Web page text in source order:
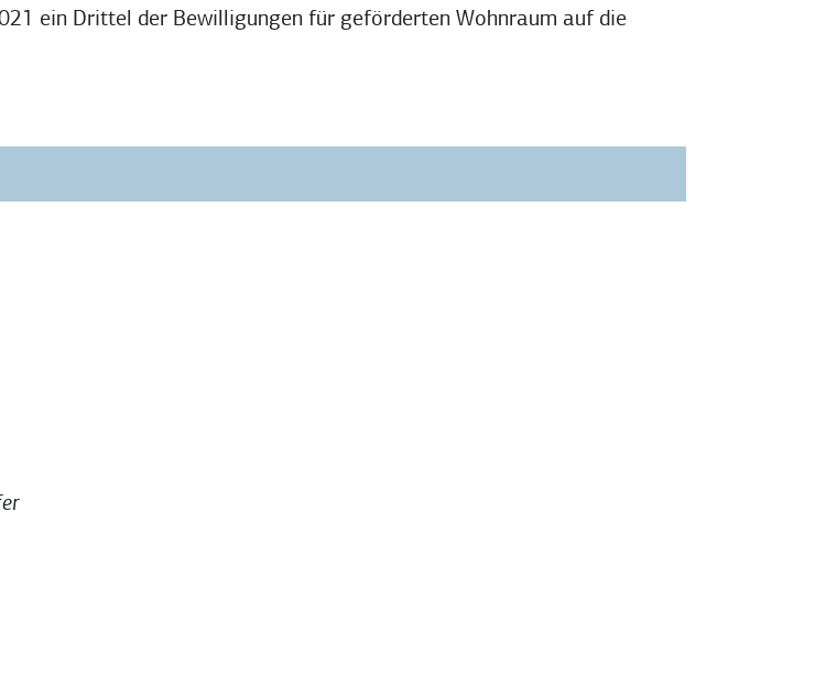
ein Drittel der Bewilligungen für geförderten Wohnraum auf die